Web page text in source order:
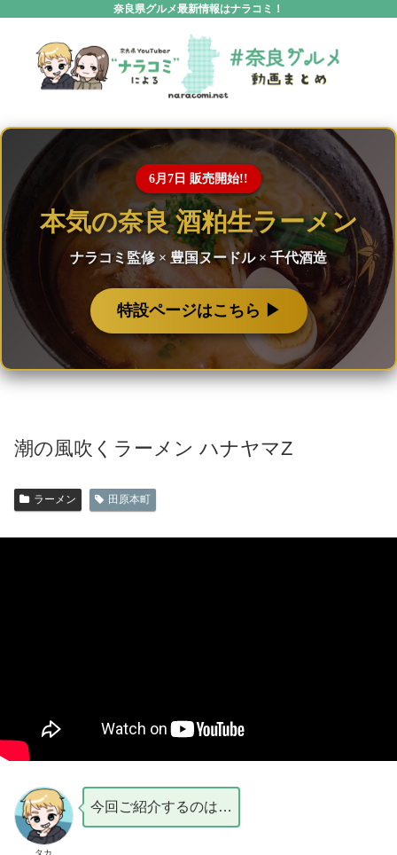
奈良県グルメ最新情報はナラコミ！
6月7日 販売開始!!
本気の奈良 酒粕生ラーメン
ナラコミ監修 × 豊国ヌードル × 千代酒造
特設ページはこちら ▶︎
潮の風吹くラーメン ハナヤマZ
ラーメン 田原本町
タカ
今回ご紹介するのは…